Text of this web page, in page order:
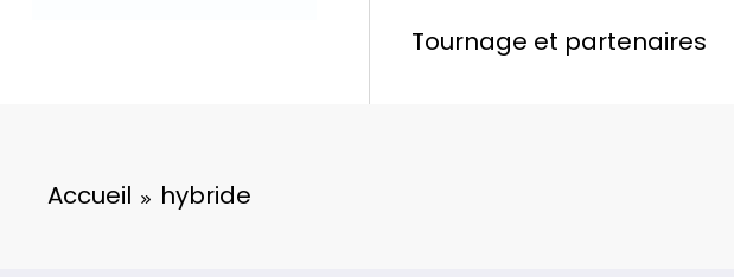
Tournage et partenaires
Accueil hybride